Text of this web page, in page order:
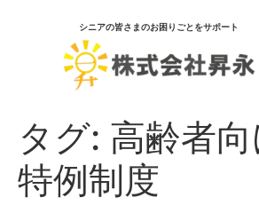
シニアの皆さまのお困りごとをサポート
タグ: 高齢者
特例制度
アクセシビリティ設定
一括設定
個別設定